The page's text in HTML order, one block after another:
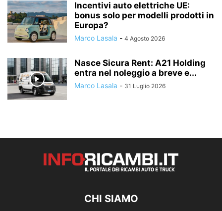
Incentivi auto elettriche UE:
bonus solo per modelli prodotti in
Europa?
Marco Lasala - 4 Agosto 2026
Nasce Sicura Rent: A21 Holding
entra nel noleggio a breve e...
Marco Lasala - 31 Luglio 2026
CHI SIAMO